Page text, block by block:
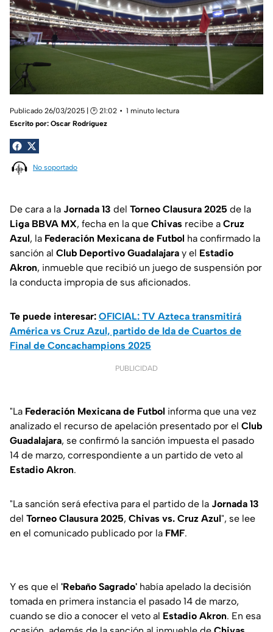
Publicado 26/03/2025 | 🕑 21:02
1 minuto lectura
Escrito por: Oscar Rodríguez
No soportado
De cara a la Jornada 13 del Torneo Clausura 2025 de la
Liga BBVA MX, fecha en la que Chivas recibe a Cruz
Azul, la Federación Mexicana de Futbol ha confirmado la
sanción al Club Deportivo Guadalajara y el Estadio
Akron, inmueble que recibió un juego de suspensión por
la conducta impropia de sus aficionados.
Te puede interesar: OFICIAL: TV Azteca transmitirá
América vs Cruz Azul, partido de Ida de Cuartos de
Final de Concachampions 2025
PUBLICIDAD
"La Federación Mexicana de Futbol informa que una vez
analizado el recurso de apelación presentado por el Club
Guadalajara, se confirmó la sanción impuesta el pasado
14 de marzo, correspondiente a un partido de veto al
Estadio Akron.
"La sanción será efectiva para el partido de la Jornada 13
del Torneo Clausura 2025, Chivas vs. Cruz Azul", se lee
en el comunicado publicado por la FMF.
Y es que el 'Rebaño Sagrado' había apelado la decisión
tomada en primera instancia el pasado 14 de marzo,
cuando se dio a conocer el veto al Estadio Akron. En esa